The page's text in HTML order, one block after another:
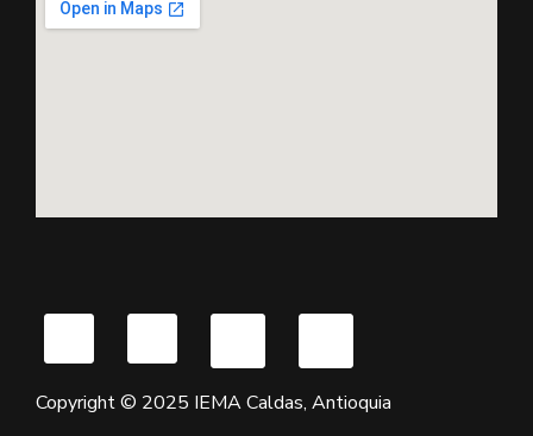
Copyright © 2025 IEMA Caldas, Antioquia